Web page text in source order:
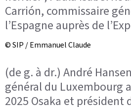
Carrión, commissaire
l’Espagne auprès de
© SIP / Emmanuel Claude
(de g. à dr.) André
général du Luxembourg
2025 Osaka et président